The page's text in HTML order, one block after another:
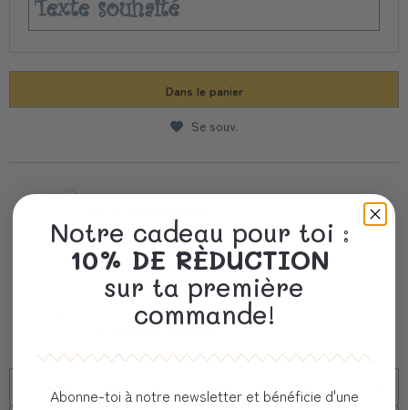
Dans le panier
Se souv.
Livraison Rapide
Un emballage précieux
Description
Notre cadeau pour toi :
10% DE RÈDUCTION
sur ta première
commande!
Abonne-toi à notre newsletter et bénéficie d'une